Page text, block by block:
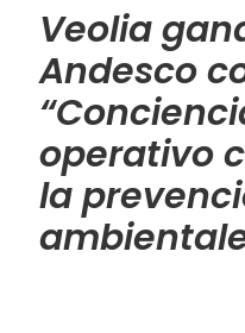
Veolia
Andesco
operativo
la